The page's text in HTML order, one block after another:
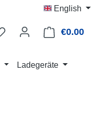
English
€0.00
Ladegeräte